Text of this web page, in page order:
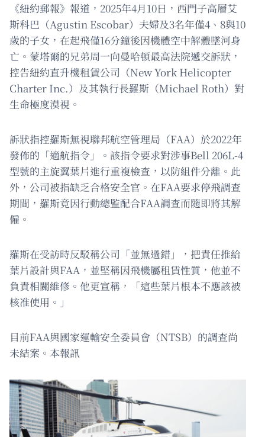
《紐約郵報》報道，2025年4月10日，西門子高層艾
斯科巴（Agustin Escobar）夫婦及3名年僅4、8與10
歲的子女，在起飛僅16分鐘後因機體空中解體墜河身
亡。蒙塔爾的兄弟周一向曼哈頓最高法院遞交訴狀，
控告紐約直升機租賃公司（New York Helicopter
Charter Inc.）及其執行長羅斯（Michael Roth）對
生命極度漠視。
訴狀指控羅斯無視聯邦航空管理局（FAA）於2022年
發佈的「適航指令」。該指令要求對涉事Bell 206L-4
型號的主旋翼葉片進行重複檢查，以防組件分離。此
外，公司被指缺乏合格安全官。在FAA要求停飛調查
期間，羅斯竟因行動總監配合FAA調查而隨即將其解
僱。
羅斯在受訪時反駁稱公司「並無過錯」，把責任推給
葉片設計與FAA，並堅稱因飛機屬租賃性質，他並不
負責相關維修。他更宣稱，「這些葉片根本不應該被
核准使用。」
目前FAA與國家運輸安全委員會（NTSB）的調查尚
未結案。本報訊